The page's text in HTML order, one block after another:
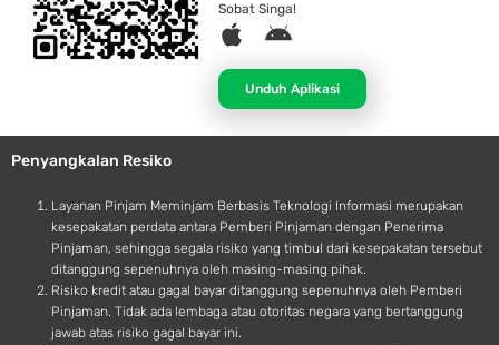
Sobat Singa!
A
p
l
e
A
d
r
o
d
Unduh Aplikasi
Penyangkalan Resiko
Layanan Pinjam Meminjam Berbasis Teknologi Informasi merupakan
kesepakatan perdata antara Pemberi Pinjaman dengan Penerima
Pinjaman, sehingga segala risiko yang timbul dari kesepakatan tersebut
ditanggung sepenuhnya oleh masing-masing pihak.
Risiko kredit atau gagal bayar ditanggung sepenuhnya oleh Pemberi
Pinjaman. Tidak ada lembaga atau otoritas negara yang bertanggung
jawab atas risiko gagal bayar ini.